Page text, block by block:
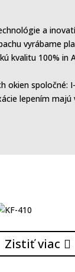
a
vyrábame
kvalitu 100% in
okien spoločné:
lepením
Zistiť viac